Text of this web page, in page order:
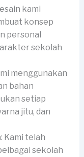
kami
konsep
personal
sekolah
menggunakan
bahan
setiap
jitu, dan
Kami telah
sekolah